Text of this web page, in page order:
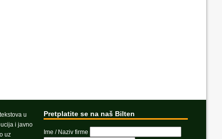
u
i javno
uz
Pretplatite se na naš Bilten
Ime / Naziv firme